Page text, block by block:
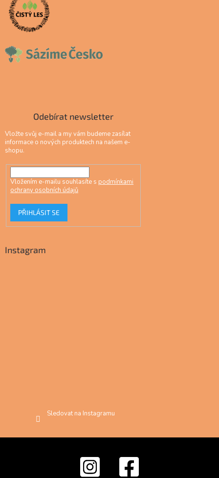
Odebírat newsletter
Vložte svůj e-mail a my vám budeme zasílat
informace o nových produktech na našem e-
shopu.
Vložením e-mailu souhlasíte s podmínkami
ochrany osobních údajů
PŘIHLÁSIT SE
Instagram
Sledovat na Instagramu